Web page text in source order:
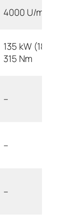
4000 U/min
135 kW (184 PS) /
315 Nm
–
–
–